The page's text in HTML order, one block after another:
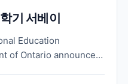
기 서베이
Education
of Ontario announced